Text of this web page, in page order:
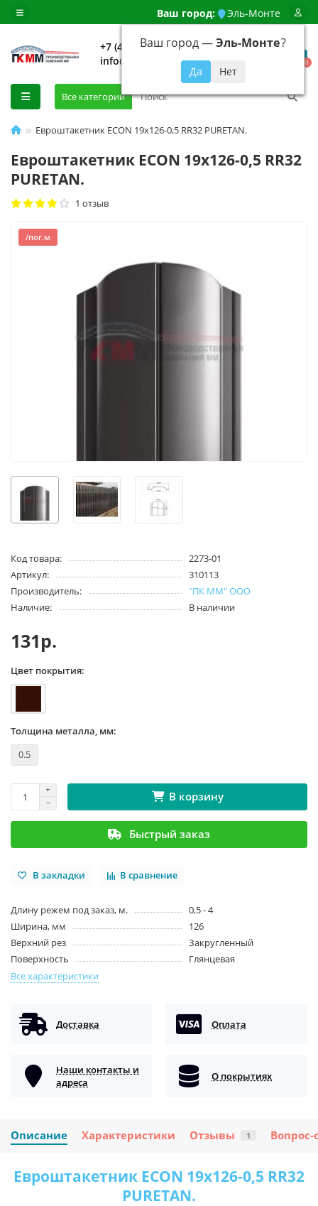
Ваш город: Эль-Монте
Ваш город —Эль-Монте?
+7 (499) 648-92-94
info@evroshtaketnikmoskva.ru
0
Все категории
Евроштакетник ECON 19х126-0,5 RR32 PURETAN.
Евроштакетник ECON 19х126-0,5 RR32
PURETAN.
1 отзыв
/пог.м
Код товара:
2273-01
Артикул:
310113
Производитель:
"ПК ММ" ООО
Наличие:
В наличии
131р.
Цвет покрытия:
Толщина металла, мм:
0.5
В корзину
Быстрый заказ
В закладки В сравнение
Длину режем под заказ, м.
0,5 - 4
Ширина, мм
126
Верхний рез
Закругленный
Поверхность
Глянцевая
Все характеристики
Доставка Оплата
Наши контакты и
адреса
О покрытиях
Описание Характеристики Отзывы 1 Вопрос-
Евроштакетник ECON 19х126-0,5 RR32
PURETAN.